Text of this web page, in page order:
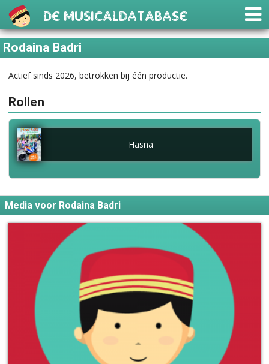
De Musicaldatabase
Rodaina Badri
Actief sinds 2026, betrokken bij één productie.
Rollen
Hasna
Media voor Rodaina Badri